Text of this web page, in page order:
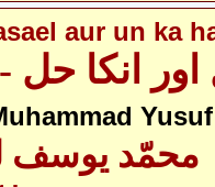
aur un ka
انکا حل - - 3 /
محمّد یوسف